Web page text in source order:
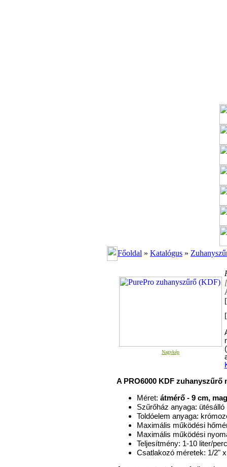
Főoldal » Katalógus »
Nagykép
[
A PRO6000 KDF zuhanyszűrő
Méret: átmérő - 9 cm,
Szűrőház anyaga:
Toldóelem anyaga:
Maximális működési
Maximális működési
Teljesítmény: 1-10 liter/
Csatlakozó méretek: 1/2"